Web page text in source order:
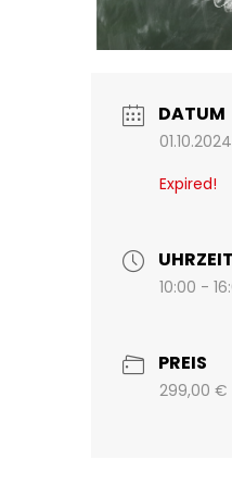
DATUM
01.10.2024
Expired!
UHRZEIT
10:00 -
PREIS
299,00 €